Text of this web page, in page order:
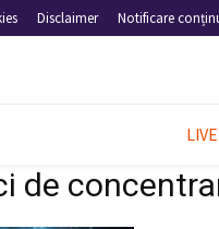
Disclaimer Notificare
LIVE
de